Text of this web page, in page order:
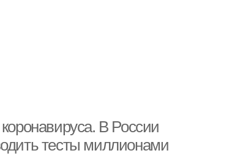
В России
тесты миллионами